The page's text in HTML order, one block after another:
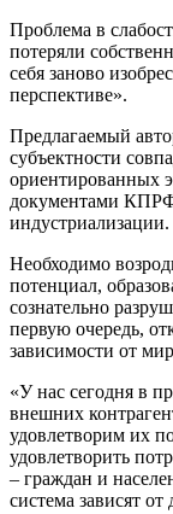
Проблема в
потеряли
себя заново
перспективе».
Предлагаемый
субъектности
ориентированных
документами
индустриализации.
Необходимо
потенциал,
сознательно
первую очередь,
зависимости от
«У нас сегодня в
внешних
удовлетворим их
удовлетворить
– граждан и
система зависят